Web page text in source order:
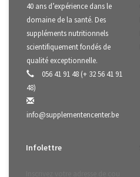
40 ans d’expérience dans le
domaine de la santé. Des
suppléments nutritionnels
scientifiquement fondés de
qualité exceptionnelle.
056 41 91 48 (+ 32 56 41 91
48)
info@supplementencenter.be
Infolettre